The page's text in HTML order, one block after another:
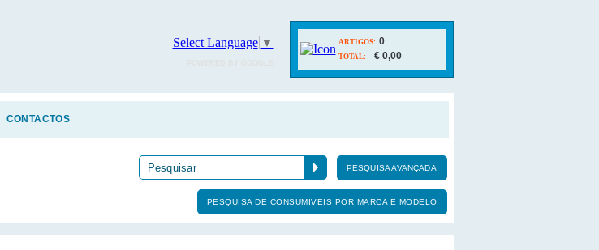
Select Language ▼ ARTIGOS: 0
TOTAL: € 0,00
CONTACTOS
PESQUISA AVANÇADA
PESQUISA DE CONSUMIVEIS POR MARCA E MODELO